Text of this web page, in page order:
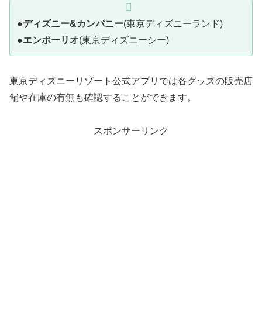
●ディズニー&カンパニー(東京ディズニーランド)
●エンポーリオ(東京ディズニーシー)
東京ディズニーリゾート公式アプリでは各グッズの販売店
舗や在庫の有無も確認することができます。
スポンサーリンク